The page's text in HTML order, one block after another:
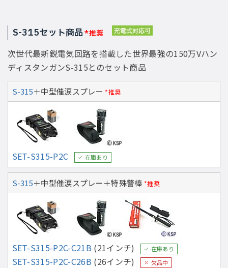
S-315セット商品 *推奨
次世代最新鋭電気回路を搭載した世界最強の150万Vハン
ディスタンガンS-315とのセット商品
S-315＋中型催涙スプレー *推奨
SET-S315-P2C 在庫あり
S-315＋中型催涙スプレー＋特殊警棒 *推奨
SET-S315-P2C-C21B (21インチ) 在庫あり
SET-S315-P2C-C26B (26インチ) 欠品中